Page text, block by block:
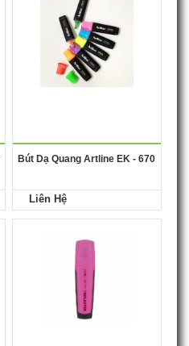
Bút Dạ Quang Artline EK - 670
Liên Hệ